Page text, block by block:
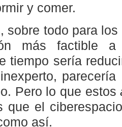
y comer.
sobre todo para
más factible
tiempo sería
Pero lo que estos
que el
así.